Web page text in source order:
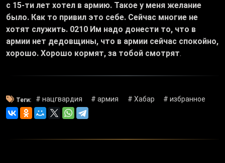
с 15-ти лет хотел в армию. Такое у меня желание
было. Как то привил это себе. Сейчас многие не
хотят служить. 0210 Им надо донести то, что в
армии нет дедовщины, что в армии сейчас спокойно,
хорошо. Хорошо кормят, за тобой смотрят.
Теги: # нацгвардия # армия # Хабар # избранное